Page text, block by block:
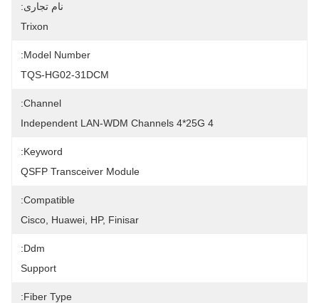
نام تجاری:
Trixon
Model Number:
TQS-HG02-31DCM
Channel:
4 Independent LAN-WDM Channels 4*25G
Keyword:
QSFP Transceiver Module
Compatible:
Cisco, Huawei, HP, Finisar
Ddm:
Support
Fiber Type: